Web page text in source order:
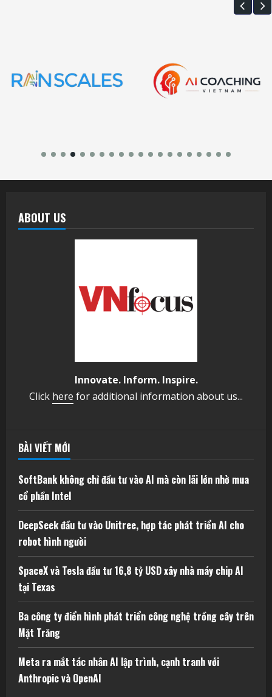
ABOUT US
Innovate. Inform. Inspire.
Click here for additional information about us...
BÀI VIẾT MỚI
SoftBank không chỉ đầu tư vào AI mà còn lãi lớn nhờ mua
cổ phần Intel
DeepSeek đầu tư vào Unitree, hợp tác phát triển AI cho
robot hình người
SpaceX và Tesla đầu tư 16,8 tỷ USD xây nhà máy chip AI
tại Texas
Ba công ty điển hình phát triển công nghệ trồng cây trên
Mặt Trăng
Meta ra mắt tác nhân AI lập trình, cạnh tranh với
Anthropic và OpenAI